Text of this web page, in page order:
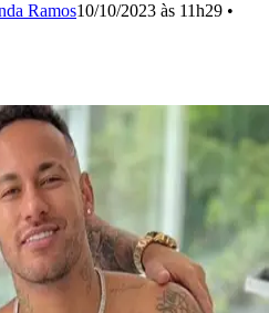
Ramos10/10/2023 às 11h29 •